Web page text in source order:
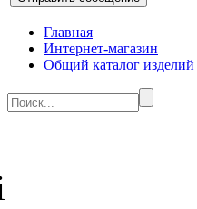
Главная
Интернет-магазин
Общий каталог изделий